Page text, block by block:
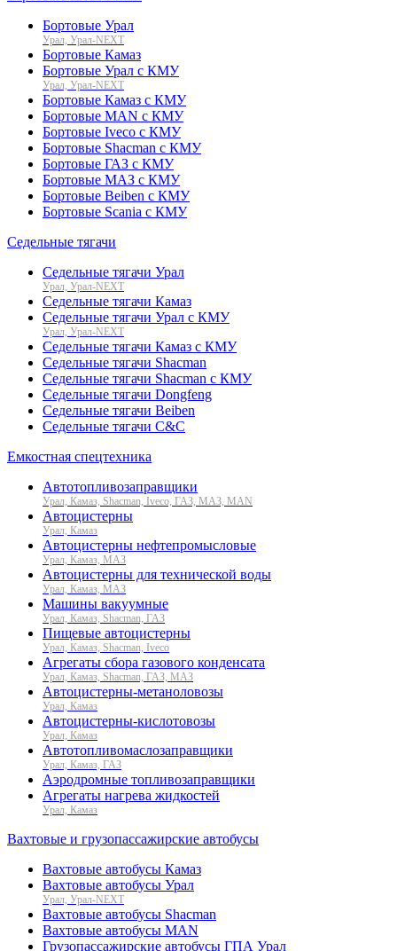
Бортовые Урал
Урал, Урал-NEXT
Бортовые Камаз
Бортовые Урал с КМУ
Урал, Урал-NEXT
Бортовые Камаз с КМУ
Бортовые MAN с КМУ
Бортовые Iveco с КМУ
Бортовые Shacman с КМУ
Бортовые ГАЗ с КМУ
Бортовые МАЗ с КМУ
Бортовые Beiben с КМУ
Бортовые Scania с КМУ
Седельные тягачи
Седельные тягачи Урал
Урал, Урал-NEXT
Седельные тягачи Камаз
Седельные тягачи Урал с КМУ
Урал, Урал-NEXT
Седельные тягачи Камаз с КМУ
Седельные тягачи Shacman
Седельные тягачи Shacman с КМУ
Седельные тягачи Dongfeng
Седельные тягачи Beiben
Седельные тягачи C&C
Емкостная спецтехника
Автотопливозаправщики
Урал, Камаз, Shacman, Iveco, ГАЗ, МАЗ, MAN
Автоцистерны
Урал, Камаз
Автоцистерны нефтепромысловые
Урал, Камаз, МАЗ
Автоцистерны для технической воды
Урал, Камаз, МАЗ
Машины вакуумные
Урал, Камаз, Shacman, ГАЗ
Пищевые автоцистерны
Урал, Камаз, Shacman, Iveco
Агрегаты сбора газового конденсата
Урал, Камаз, Shacman, ГАЗ, МАЗ
Автоцистерны-метаноловозы
Урал, Камаз
Автоцистерны-кислотовозы
Урал, Камаз
Автотопливомаслозаправщики
Урал, Камаз, ГАЗ
Аэродромные топливозаправщики
Агрегаты нагрева жидкостей
Урал, Камаз
Вахтовые и грузопассажирские автобусы
Вахтовые автобусы Камаз
Вахтовые автобусы Урал
Урал, Урал-NEXT
Вахтовые автобусы Shacman
Вахтовые автобусы MAN
Грузопассажирские автобусы ГПА Урал